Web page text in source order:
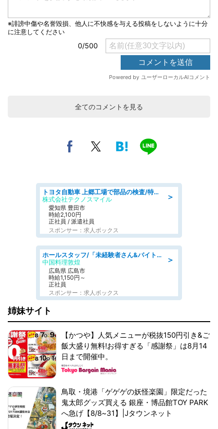
全てのコメントを見る
＞
トヨタ自動車 上郷工場で部品の検査/特典168万/tutumi
株式会社テクノスマイル
愛知県 豊田市
時給2,100円
正社員 / 派遣社員
スポンサー：求人ボックス
＞
ホールスタッフ/「未経験者さん&バイトデビューも大歓迎」残業ほぼなし×1日3時間〜勤務OK!フォロー体制も充実/広島県/広島市南区
中国料理敦煌
広島県 広島市
時給1,150円～
正社員
スポンサー：求人ボックス
姉妹サイト
【かつや】人気メニューが税抜150円引き&ご
飯大盛り無料!お得すぎる「感謝祭」は8月14
日まで開催中。
鳥取・境港「ゲゲゲの妖怪楽園」限定だった
鬼太郎グッズ買える 銀座・博品館TOY PARK
へ急げ【8/8~31】|Jタウンネット